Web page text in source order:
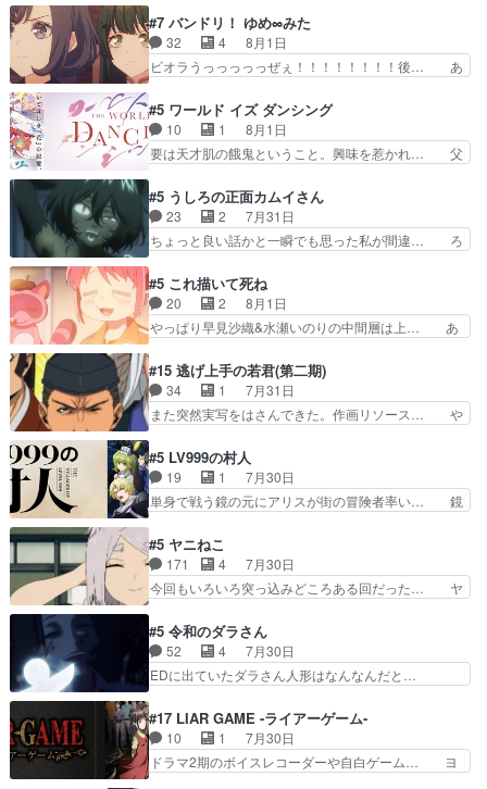
過去には同情の言葉しか…シ… 奥様に悲しい過
去…萌え袖が可愛いね、と思… ドレゲネとシタ
ラ、2人だけの同盟が結成さ…
とメスってて何この可愛い生物。クラス… 付き合
い始めたら始めたでまた違った悩みが… と一歩ず
つ踏み出す黒絵ちゃん微笑ま新汰の… ツインテー
ルが可愛いお茶目な妹ちゃんです… しかも過去も
らっしゃるからかしらお顔が… 黒絵「怪獣に憧れ
るのはいいけど自分自身が… 素の自分はどちらな
のかはまだ不明だが見せ…
#7 バンドリ！ ゆめ∞みた
32 4
8月1日
ビオラうっっっっっぜぇ！！！！！！！！後… あ
ラが悪魔すぎて気分が悪くなってきたこ… 声優ま
とめました(７話まで)仲町あられ/… ビオラの策略
がバッチリ嵌って最高wwwこ… 自信あれば評価
なんて気にしないし、充実し… ・バーチャルだけ
け？と思ったら歌唱シーン… の、らいぶシーン
＿!!­­--­­--­… それだけでええやん！！しかし、ビオラ
が仕…
#5 ワールド イズ ダンシング
10 1
8月1日
要は天才肌の餓鬼ということ。興味を惹かれ… 父
の鬼夜叉と田楽の増次郎。小さないざこ… 着眼点
は良くとも、先鋭的すぎるのか。芸能… 鬼夜叉は
石也と共に観世座をあとにし、三条… 観世座を離
れ、三条坊門御所で日々を送る鬼… 「お前(鬼夜
子舞勝負。鬼夜叉は猫の動き… 登場人物の我が強
い。新しい獅子舞に拘って… 第５話を
primevideoで視聴しまし…
#5 うしろの正面カムイさん
23 2
7月31日
ちょっと良い話かと一瞬でも思った私が間違… ろ
も1日お疲れ様でした～───昨晩～今… 幼女に拾
われたお市ちゃんの恩返し。化け猫… 役にて出演
させていただきました。ジョアン… トイ・ストー
リーみたいな始まり。流石に除… 猫相手になんで
し良い話化け猫は油が好物… 今回はあかやし1体
のみで15分。金持ちの… 今更だけど霊が性行為
で祓えることは何とな…
#5 これ描いて死ね
20 2
8月1日
やっぱり早見沙織&水瀬いのりの中間層は上… あ
人物が増えてわいわいしたところが好き… 初コミ
ティアで２０冊刷りは妥当だよね。俺… 藤森さん
のママ向けの漫画で、また涙腺が⋯… 〜漫画に
「想い」をこめよう｣娘に漫画であ… 何回この作
てコミティアっていいなあ。同… コミティア参加
のしおりを徹夜で作る先生(… お母さん、娘にあ
んな漫画描かれたら泣いち…
#15 逃げ上手の若君(第二期)
34 1
7月31日
また突然実写をはさんできた。作画リソース… や
歳まで童貞だと魔法使いになれるという… こっち
の諏訪の三大将もまたクセが強いw色… 頼重が完
全にブレーンだよね毎回敵キャラが… 弧次郎「欲
を我慢して強くなれるなら大飯食… 変化球な演出
ていただきました！最終的に… この高らかなDT
宣言、合田一人に通じるも… この作品は近年稀に
見るおっさんキャラの充…
#5 LV999の村人
19 1
7月30日
単身で戦う鏡の元にアリスが街の冒険者率い… 鏡
なががんばってくれたアリスの父ちゃん… 成長限
界が999である村人と定めた上位存… 大規模バト
ルシーンなのに会話してばっかり… やっぱり勇者
より強かったか笑統率力LV9… 普通の人間の親子
組みか‥Lv200帯の… そのために役割を超越する
者の出現させるた… アリスのお陰で他の勇者達も
共闘してくれ魔…
#5 ヤニねこ
171 4
7月30日
今回もいろいろ突っ込みどころある回だった… ヤ
ちゃんの恋愛話をしたり、タバコを生産… ここう
っすら思ったことズバリ言ってくれて… おかし
い、さわやかだ 世話好きの陰に支配… ヤクねこ
のクワガタ取りの話見て切なくなっ… 普段は選別
れww唐突な作画力の正… なんか今日はかなり一
瞬で終わっちまったっ… 先週と比べてまだまとも
に見えた。4話は過…
#5 令和のダラさん
52 4
7月30日
EDに出ていたダラさん人形はなんなんだと…
惨な過去がきっちり現代に継承されている… ダラ
さんと姉弟の母との出会いの話やはりダ… ダラさ
んの過去話も佳境…げに恐ろしいは人… 第５話感
想：２人の過剰な貢ぎ物?の礼とし… 第５話感
#17 LIAR GAME -ライアーゲーム-
10 1
7月30日
ドラマ2期のボイスレコーダーや自白ゲーム… ヨ